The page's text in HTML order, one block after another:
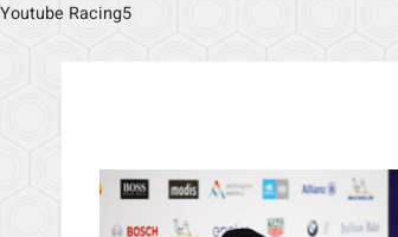
Youtube Racing5